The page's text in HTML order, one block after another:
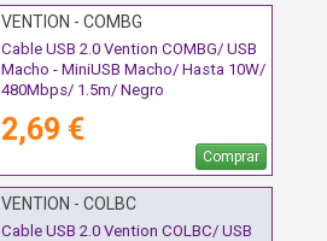
VENTION - COMBG
Cable USB 2.0 Vention COMBG/ USB
Macho - MiniUSB Macho/ Hasta 10W/
480Mbps/ 1.5m/ Negro
2,69 €
Comprar
VENTION - COLBC
Cable USB 2.0 Vention COLBC/ USB